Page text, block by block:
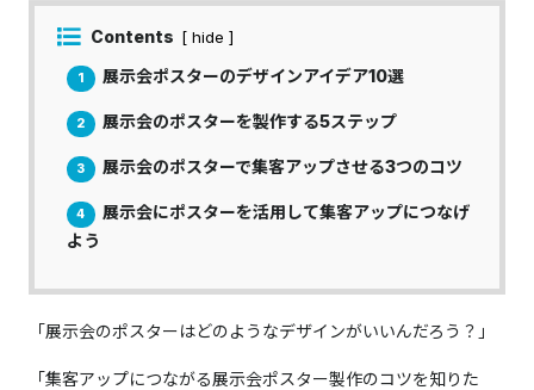
Contents [ hide ]
1 展示会ポスターのデザインアイデア10選​​​​​​​​​​​​​​​​​​​​​
2 展示会のポスターを製作する5ステップ
3 展示会のポスターで集客アップさせる3つのコツ
4
展示会にポスターを活用して集客アップにつなげ
よう
「展示会のポスターはどのようなデザインがいいんだろう？」​​​​​​​
「集客アップにつながる展示会ポスター製作のコツを知りた